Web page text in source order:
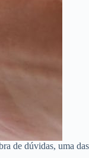
de dúvidas, uma